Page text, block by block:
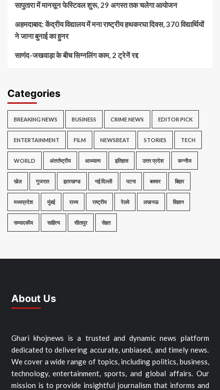
सापुतारा में मानसून फेस्टिवल शुरू, 29 अगस्त तक चलेगा आयोजन
अहमदाबाद: केंद्रीय विद्यालय में मना राष्ट्रीय हथकरघा दिवस, 370 विद्यार्थियों
ने जाना बुनाई का हुनर
साणंद-जखवाड़ा के बीच सिग्नलिंग काम, 2 ट्रेनें रद्द
Categories
BREAKING NEWS BUSINESS CRIME NEWS EDITOR PICK
ENTERTAINMENT FILM NEWSBEAT STORIES TECH
WORLD अंतर्राष्ट्रीय आध्यात्म इतिहास उत्तर प्रदेश कन्नौज
खेल गुजरात झारखण्ड नई दिल्ली पटना बक्सर बिहार
मध्यप्रदेश मुंबई राज्य राष्ट्रीय रेलवे लखनऊ विज्ञान
सम्पादकीय साहित्य सीतापुर सेहत
About Us
Ghari khojnews is a trusted and dynamic news platform
dedicated to delivering accurate, unbiased, and timely news.
We cover a wide range of topics, including politics, business,
technology, entertainment, sports, and global affairs. Our
mission is to provide insightful journalism that informs and